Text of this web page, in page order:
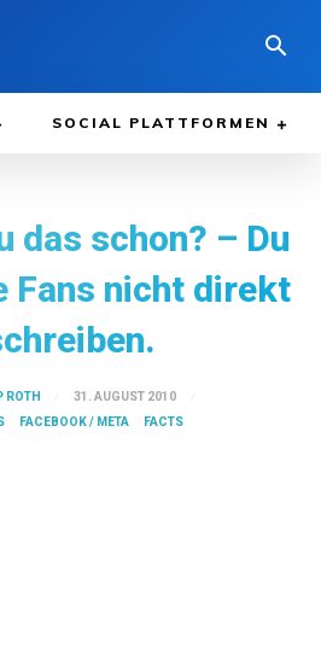
SOCIAL PLATTFORMEN
das schon? – Du
Fans nicht direkt
ROTH
31. AUGUST 2010
FACEBOOK / META FACTS